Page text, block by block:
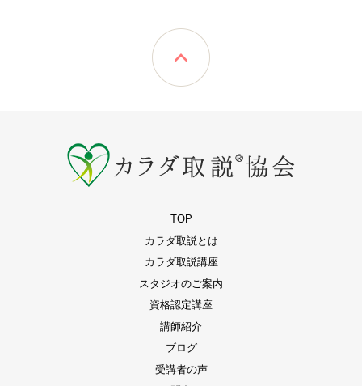
TOP
カラダ取説とは
カラダ取説講座
スタジオのご案内
資格認定講座
講師紹介
ブログ
受講者の声